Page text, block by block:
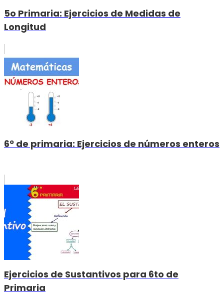
5o Primaria: Ejercicios de Medidas de
Longitud
6º de primaria: Ejercicios de números enteros
Ejercicios de Sustantivos para 6to de
Primaria